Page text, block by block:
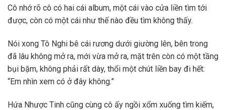
Cô nhớ rõ cô có hai cái album, một cái vào cửa liền tìm tới
được, còn có một cái như thế nào đều tìm không thấy.
Nói xong Tô Nghi bê cái rương dưới giường lên, bên trong
đã lâu không mở ra, mới vừa mở ra, mặt trên còn có một tầng
bụi bặm, không phải rất dày, thổi một chút liền bay đi hết:
“Em nhìn xem có ở đây không.”
Hứa Nhược Tinh cũng cùng cô ấy ngồi xổm xuống tìm kiếm,